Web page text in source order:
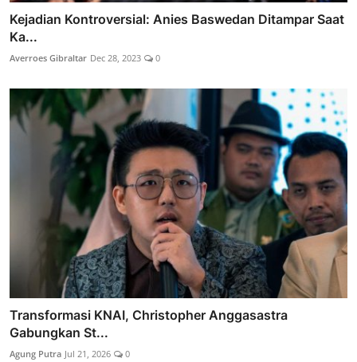
Kejadian Kontroversial: Anies Baswedan Ditampar Saat
Ka...
Averroes Gibraltar Dec 28, 2023 0
Transformasi KNAI, Christopher Anggasastra
Gabungkan St...
Agung Putra Jul 21, 2026 0